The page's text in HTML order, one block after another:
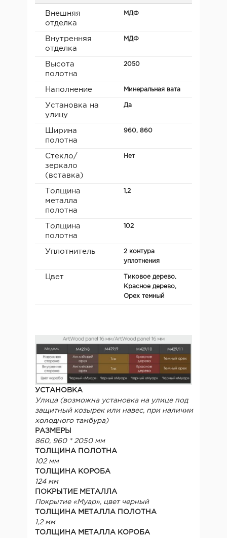
Внешняя
отделка
МДФ
Внутренняя
отделка
МДФ
Высота
полотна
2050
Наполнение Минеральная вата
Установка на
улицу
Да
Ширина
полотна
960, 860
Стекло/
зеркало
(вставка)
Нет
Толщина
металла
полотна
1,2
Толщина
полотна
102
Уплотнитель
2 контура
уплотнения
Цвет
Тиковое дерево,
Красное дерево,
Орех темный
УСТАНОВКА
Улица (возможна установка на улице под
защитный козырек или навес, при наличии
холодного тамбура)
РАЗМЕРЫ
860, 960 * 2050 мм
ТОЛЩИНА ПОЛОТНА
102 мм
ТОЛЩИНА КОРОБА
124 мм
ПОКРЫТИЕ МЕТАЛЛА
Покрытие «Муар», цвет черный
ТОЛЩИНА МЕТАЛЛА ПОЛОТНА
1,2 мм
ТОЛЩИНА МЕТАЛЛА КОРОБА